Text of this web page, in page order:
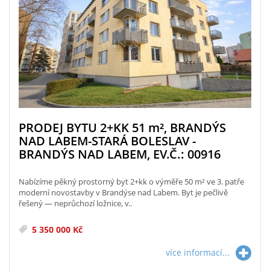
PRODEJ BYTU 2+KK 51 m², BRANDÝS
NAD LABEM-STARÁ BOLESLAV -
BRANDÝS NAD LABEM, EV.Č.: 00916
Nabízíme pěkný prostorný byt 2+kk o výměře 50 m² ve 3. patře
moderní novostavby v Brandýse nad Labem. Byt je pečlivě
řešený — neprůchozí ložnice, v..
5 350 000 Kč
více informací...